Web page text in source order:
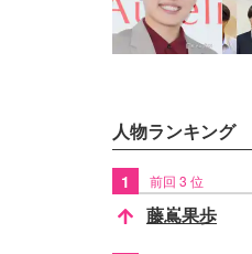
人物ランキング
1 前回 3 位
藤嶌果歩